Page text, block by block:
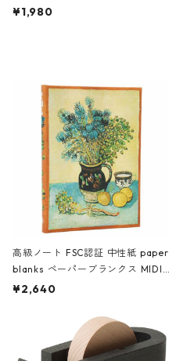
ch 3532 ルートート WR.ポーチ.ラ
¥1,980
高級ノート FSC認証 中性紙 paper
blanks ペーパーブランクス MIDI
ハードカバー 罫線 ヴァン・ゴッホ
¥2,640